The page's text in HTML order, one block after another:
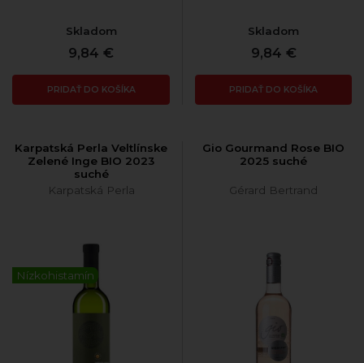
Skladom
9,84 €
PRIDAŤ DO KOŠÍKA
Skladom
9,84 €
PRIDAŤ DO KOŠÍKA
Karpatská Perla Veltlínske
Zelené Inge BIO 2023
suché
Karpatská Perla
Nízkohistamín
Gio Gourmand Rose BIO
2025 suché
Gérard Bertrand